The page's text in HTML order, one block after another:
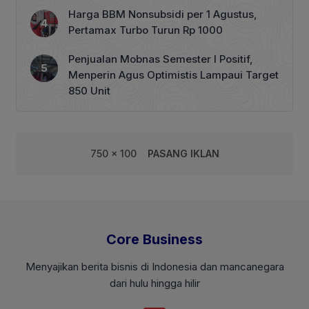
Harga BBM Nonsubsidi per 1 Agustus,
Pertamax Turbo Turun Rp 1000
Penjualan Mobnas Semester I Positif,
Menperin Agus Optimistis Lampaui Target
850 Unit
750 x 100 PASANG IKLAN
Core Business
Menyajikan berita bisnis di Indonesia dan mancanegara
dari hulu hingga hilir